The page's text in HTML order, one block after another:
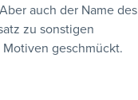
auch der Name des
zu sonstigen
geschmückt.